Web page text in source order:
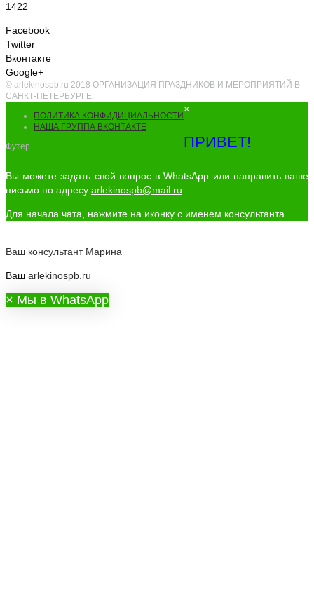
1422
Facebook
Twitter
Вконтакте
Google+
© arlekinospb.ru 2018 ОРГАНИЗАЦИЯ ПРАЗДНИКОВ И МЕРОПРИЯТИЙ В
САНКТ-ПЕТЕРБУРГЕ.
ПОЛИТИКА КОНФИДИЦИАЛЬНОСТИ
НАША ГРУППА ВКОНТАКТЕ
Футер
×
ПРИВЕТ!
Вы можете задать свой вопрос в WhatsApp или направить ваше
письмо по адресу arlekinospb@mail.ru
Для начала чата, нажмите на иконку с именем консультанта.
Ваш консультант Марина
Ваш arlekinospb.ru
× Мы в WhatsApp